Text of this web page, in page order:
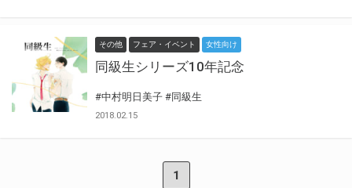
その他 フェア・イベント 女性向け
同級生シリーズ10年記念
#中村明日美子 #同級生
2018.02.15
1